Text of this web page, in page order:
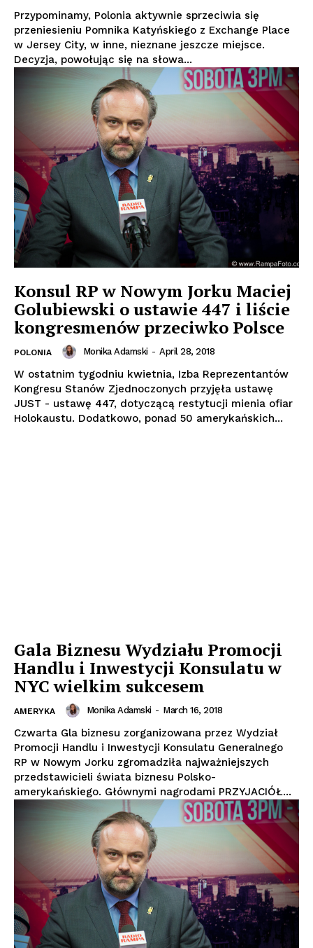
Przypominamy, Polonia aktywnie sprzeciwia się
przeniesieniu Pomnika Katyńskiego z Exchange Place
w Jersey City, w inne, nieznane jeszcze miejsce.
Decyzja, powołując się na słowa...
Konsul RP w Nowym Jorku Maciej
Golubiewski o ustawie 447 i liście
kongresmenów przeciwko Polsce
POLONIA Monika Adamski - April 28, 2018
W ostatnim tygodniu kwietnia, Izba Reprezentantów
Kongresu Stanów Zjednoczonych przyjęła ustawę
JUST - ustawę 447, dotyczącą restytucji mienia ofiar
Holokaustu. Dodatkowo, ponad 50 amerykańskich...
Gala Biznesu Wydziału Promocji
Handlu i Inwestycji Konsulatu w
NYC wielkim sukcesem
AMERYKA Monika Adamski - March 16, 2018
Czwarta Gla biznesu zorganizowana przez Wydział
Promocji Handlu i Inwestycji Konsulatu Generalnego
RP w Nowym Jorku zgromadziła najważniejszych
przedstawicieli świata biznesu Polsko-
amerykańskiego. Głównymi nagrodami PRZYJACIÓŁ...